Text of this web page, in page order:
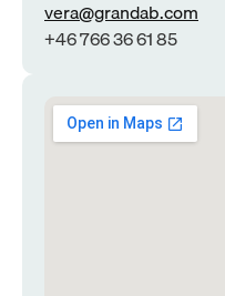
vera@grandab.com
+46 766 36 61 85